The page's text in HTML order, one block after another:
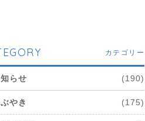
カテゴリー
らせ (190)
やき (175)